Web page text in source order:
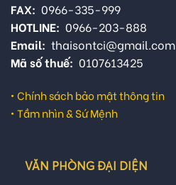
FAX: 0966-335-999
HOTLINE: 0966-203-888
Email: thaisontci@gmail.com
Mã số thuế: 0107613425
• Chính sách bảo mật thông tin
• Tầm nhìn & Sứ Mệnh
VĂN PHÒNG ĐẠI DIỆN